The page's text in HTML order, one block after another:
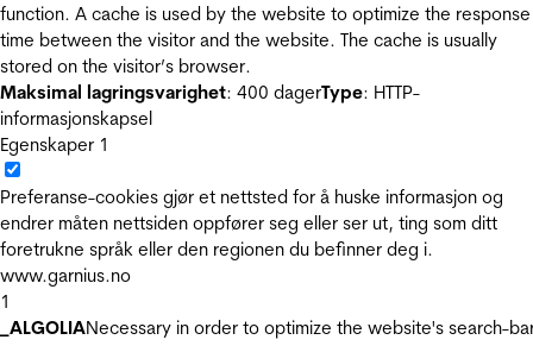
function. A cache is used by the website to optimize the response
time between the visitor and the website. The cache is usually
stored on the visitor’s browser.
Maksimal lagringsvarighet: 400 dagerType: HTTP-
informasjonskapsel
Egenskaper 1
Preferanse-cookies gjør et nettsted for å huske informasjon og
endrer måten nettsiden oppfører seg eller ser ut, ting som ditt
foretrukne språk eller den regionen du befinner deg i.
www.garnius.no
1
_ALGOLIANecessary in order to optimize the website's search-